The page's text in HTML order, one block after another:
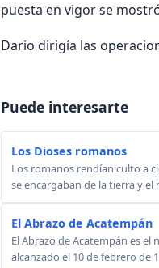
puesta en vigor se
Dario dirigía las
Puede interesarte
Los Dioses romanos
Los romanos rendían culto a
se encargaban de la tierra y
El Abrazo de Acatempán
El Abrazo de Acatempán es
alcanzado el 10 de febrero de